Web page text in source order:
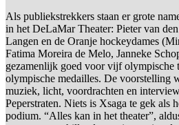
Als publiekstrekkers staan er grote
in het DeLaMar Theater: Pieter van
Langen en de Oranje hockeydames
Fatima Moreira de Melo, Janneke
gezamenlijk goed voor vijf olympische
olympische medailles. De voorstelling
muziek, licht, voordrachten en
Peperstraten. Niets is Xsaga te gek als
podium. “Alles kan in het theater”,